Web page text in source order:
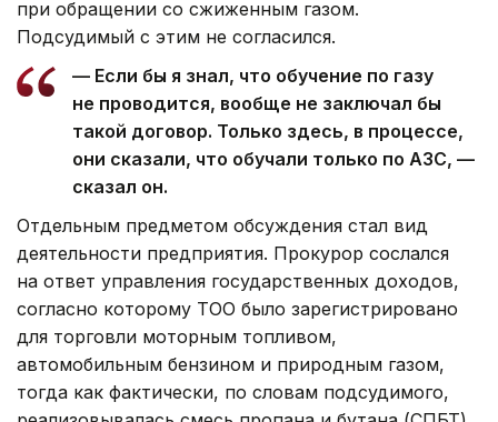
при обращении со сжиженным газом.
Подсудимый с этим не согласился.
— Если бы я знал, что обучение по газу
не проводится, вообще не заключал бы
такой договор. Только здесь, в процессе,
они сказали, что обучали только по АЗС, —
сказал он.
Отдельным предметом обсуждения стал вид
деятельности предприятия. Прокурор сослался
на ответ управления государственных доходов,
согласно которому ТОО было зарегистрировано
для торговли моторным топливом,
автомобильным бензином и природным газом,
тогда как фактически, по словам подсудимого,